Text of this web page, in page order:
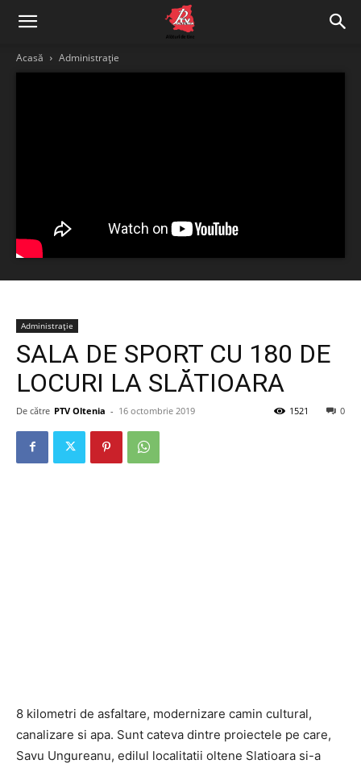
Acasă Administrație
Administrație
SALA DE SPORT CU 180 DE
LOCURI LA SLĂTIOARA
De către PTV Oltenia - 16 octombrie 2019 0
1521
8 kilometri de asfaltare, modernizare camin cultural,
canalizare si apa. Sunt cateva dintre proiectele pe care,
Savu Ungureanu, edilul localitatii oltene Slatioara si-a